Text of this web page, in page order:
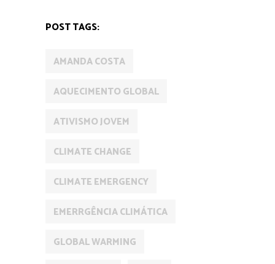
POST TAGS:
AMANDA COSTA
AQUECIMENTO GLOBAL
ATIVISMO JOVEM
CLIMATE CHANGE
CLIMATE EMERGENCY
EMERRGÊNCIA CLIMÁTICA
GLOBAL WARMING